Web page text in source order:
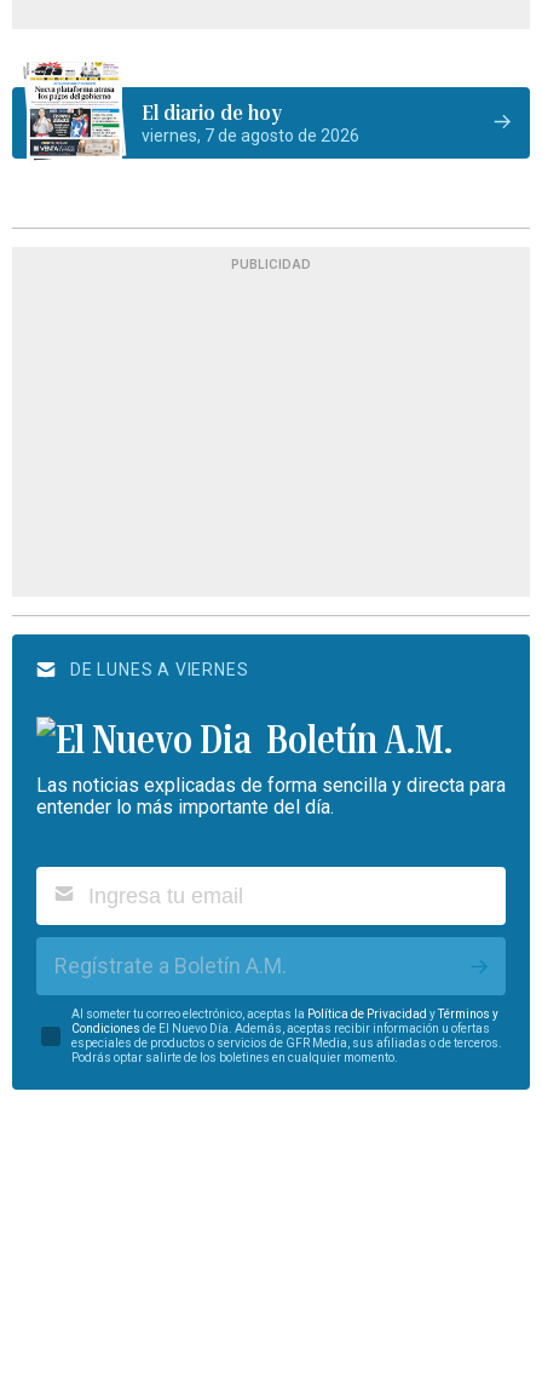
El diario de hoy
viernes, 7 de agosto de 2026
PUBLICIDAD
DE LUNES A VIERNES
Boletín A.M.
Las noticias explicadas de forma sencilla y directa para
entender lo más importante del día.
Regístrate a Boletín A.M.
Al someter tu correo electrónico, aceptas la Política de Privacidad y
Términos y
Condiciones de El Nuevo Día. Además, aceptas recibir información u ofertas
especiales de productos o servicios de GFR Media, sus afiliadas o de terceros.
Podrás optar salirte de los boletines en cualquier momento.